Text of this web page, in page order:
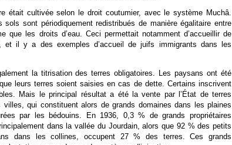
était cultivée selon le droit coutumier, avec le système Muchâ.
sont périodiquement redistribués de manière égalitaire entre
que les droits d’eau. Ceci permettait notamment d’accueillir de
et il y a des exemples d’accueil de juifs immigrants dans les
la titrisation des terres obligatoires. Les paysans ont été
leurs terres soient saisies en cas de dette. Certains inscrivent
Mais le principal résultat a été la vente par l’État de terres
villes, qui constituent alors de grands domaines dans les plaines
par les bédouins. En 1936, 0,3 % de grands propriétaires
dans la vallée du Jourdain, alors que 92 % des petits
dans les collines, occupent 27 % des terres. Ces grands